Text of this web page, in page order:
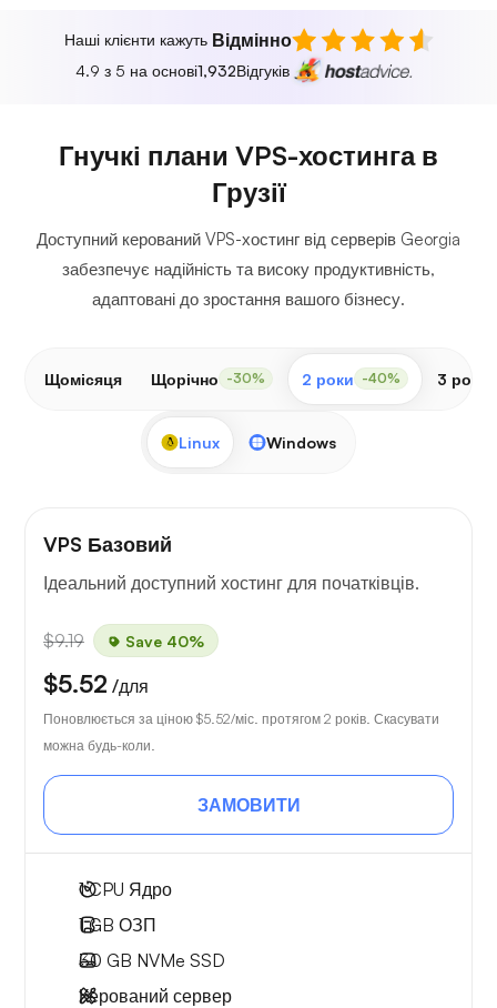
Наші клієнти кажуть Відмінно
4.9 з 5 на основі1,932Відгуків
Гнучкі плани VPS-хостинга в
Грузії
Доступний керований VPS-хостинг від серверів Georgia
забезпечує надійність та високу продуктивність,
адаптовані до зростання вашого бізнесу.
Щомісяця Щорічно -30% 2 роки -40% 3 роки
Linux Windows
VPS Базовий
Ідеальний доступний хостинг для початківців.
$9.19 Save 40%
$5.52 /для
Поновлюється за ціною $5.52/міс. протягом 2 років. Скасувати
можна будь-коли.
ЗАМОВИТИ
1CPU Ядро
1 GB ОЗП
30 GB NVMe SSD
Керований сервер